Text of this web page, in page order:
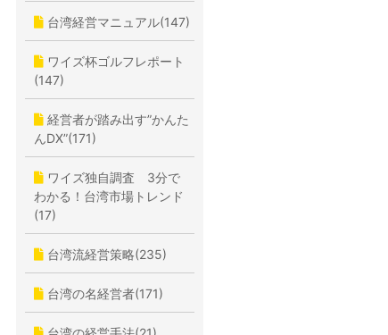
台湾経営マニュアル(147)
ワイズ杯ゴルフレポート
(147)
経営者が踏み出す”かんた
んDX”(171)
ワイズ独自調査 3分で
わかる！台湾市場トレンド
(17)
台湾流経営策略(235)
台湾の名経営者(171)